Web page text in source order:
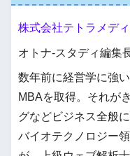
株式会社テトラメデ
オトナ-スタディ編集
数年前に経営学に強
MBAを取得。それが
グなどビジネス全般
バイオテクノロジー